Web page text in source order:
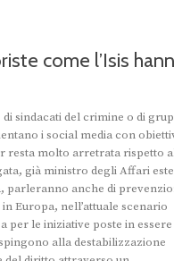
come l’Isis
sindacati del crimine o di
i social media con
resta molto arretrata rispetto
già ministro degli Affari
parleranno anche di
Europa, nell’attuale scenario
per le iniziative poste in essere
alla destabilizzazione